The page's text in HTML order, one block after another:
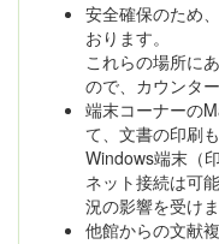
安全確保のため
おります。
これらの場所に
ので、カウンタ
端末コーナーの
て、文書の印刷
Windows端末（
ネット接続は可
況の影響を受けま
他館からの文献